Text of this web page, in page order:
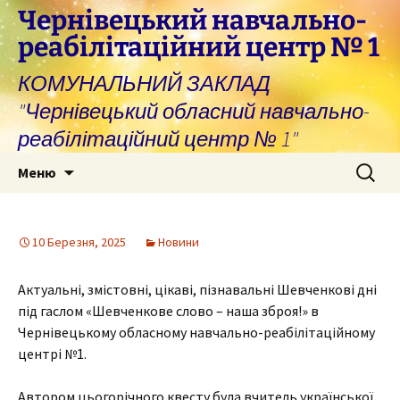
Перейти
до
вмісту
Чернівецький навчально-
реабілітаційний центр № 1
КОМУНАЛЬНИЙ ЗАКЛАД
"Чернівецький обласний навчально-
реабілітаційний центр № 1"
Меню Пошук:
10 Березня, 2025 Новини
Актуальні, змістовні, цікаві, пізнавальні Шевченкові дні
під гаслом «Шевченкове слово – наша зброя!» в
Чернівецькому обласному навчально-реабілітаційному
центрі №1.
Автором цьогорічного квесту була вчитель української